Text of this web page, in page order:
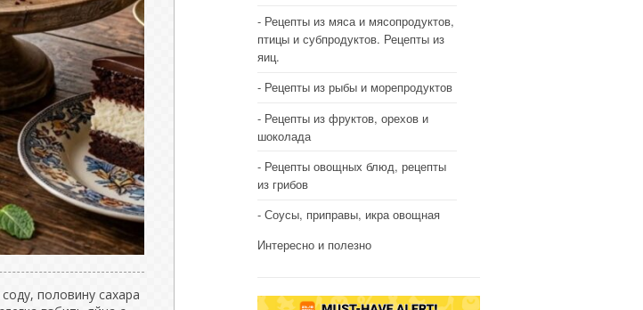
половину сахара
Рецепты из мяса и мясопродуктов,
птицы и субпродуктов. Рецепты из
яиц.
Рецепты из рыбы и морепродуктов
Рецепты из фруктов, орехов и
шоколада
Рецепты овощных блюд, рецепты
из грибов
Соусы, приправы, икра овощная
Интересно и полезно